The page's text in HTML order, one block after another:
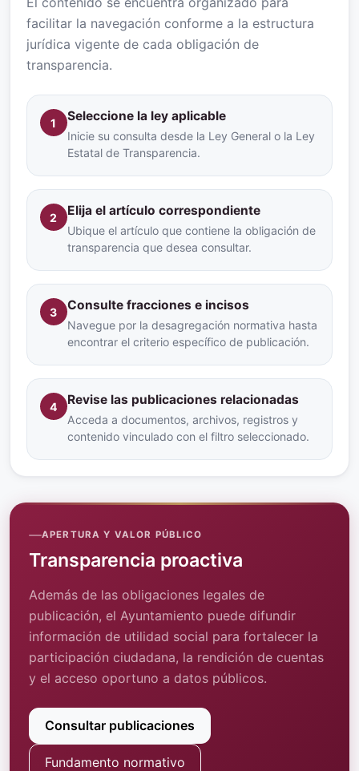
facilitar la navegación conforme a la estructura
jurídica vigente de cada obligación de
transparencia.
1 Seleccione la ley aplicable
Inicie su consulta desde la Ley General o la Ley
Estatal de Transparencia.
2 Elija el artículo correspondiente
Ubique el artículo que contiene la obligación de
transparencia que desea consultar.
3 Consulte fracciones e incisos
Navegue por la desagregación normativa hasta
encontrar el criterio específico de publicación.
4 Revise las publicaciones relacionadas
Acceda a documentos, archivos, registros y
contenido vinculado con el filtro seleccionado.
APERTURA Y VALOR PÚBLICO
Transparencia proactiva
Además de las obligaciones legales de
publicación, el Ayuntamiento puede difundir
información de utilidad social para fortalecer la
participación ciudadana, la rendición de cuentas
y el acceso oportuno a datos públicos.
Consultar publicaciones
Fundamento normativo